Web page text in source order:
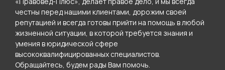
честны перед нашими клиентами, дорожим своей
репутацией и всегда готовы прийти на помощь в любой
жизненной ситуации, в которой требуется знания и
умения в юридической сфере
высококвалифицированных специалистов.
Обращайтесь, будем рады Вам помочь.